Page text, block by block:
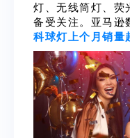
灯、无线筒灯、荧
备受关注。亚马逊
科球灯上个月销量